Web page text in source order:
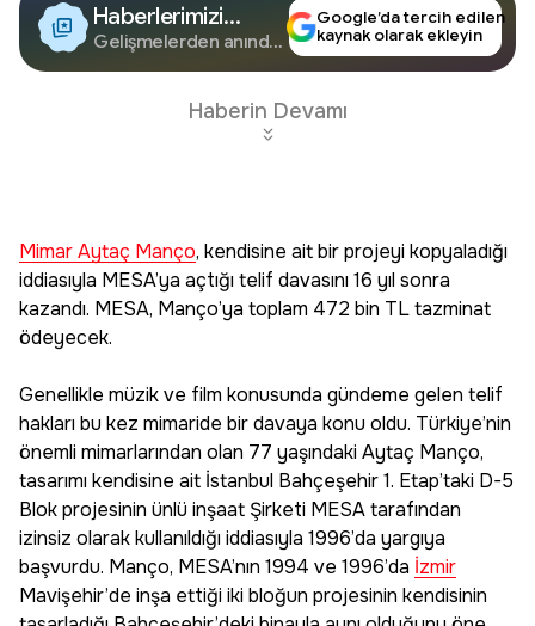
Haberlerimizi
Google'da Takip
Edin
Gelişmelerden anında
Google’da tercih edilen
kaynak olarak ekleyin
Haberin Devamı
Mimar Aytaç Manço, kendisine ait bir projeyi kopyaladığı
iddiasıyla MESA’ya açtığı telif davasını 16 yıl sonra
kazandı. MESA, Manço’ya toplam 472 bin TL tazminat
ödeyecek.
Genellikle müzik ve film konusunda gündeme gelen telif
hakları bu kez mimaride bir davaya konu oldu. Türkiye’nin
önemli mimarlarından olan 77 yaşındaki Aytaç Manço,
tasarımı kendisine ait İstanbul Bahçeşehir 1. Etap’taki D-5
Blok projesinin ünlü inşaat Şirketi MESA tarafından
izinsiz olarak kullanıldığı iddiasıyla 1996’da yargıya
başvurdu. Manço, MESA’nın 1994 ve 1996’da İzmir
Mavişehir’de inşa ettiği iki bloğun projesinin kendisinin